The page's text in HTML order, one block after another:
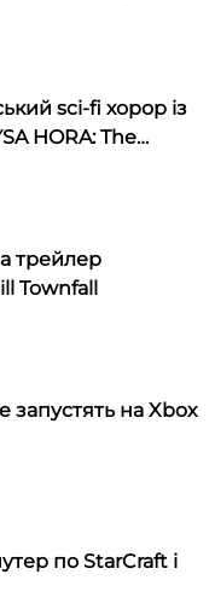
sci-fi хорор із
HORA: The
трейлер
Townfall
запустять на Xbox
по StarCraft і